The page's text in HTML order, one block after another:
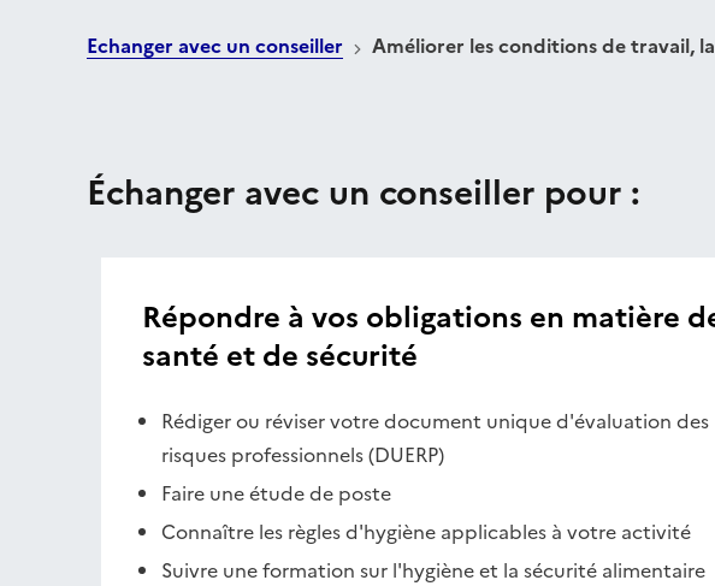
Echanger avec un conseiller Améliorer les conditions de travail,
Échanger avec un conseiller pour :
Répondre à vos obligations en matière
santé et de sécurité
Rédiger ou réviser votre document unique d'évaluation des
risques professionnels (DUERP)
Faire une étude de poste
Connaître les règles d'hygiène applicables à votre activité
Suivre une formation sur l'hygiène et la sécurité alimentaire